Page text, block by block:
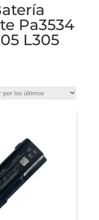
Pa3534
L305